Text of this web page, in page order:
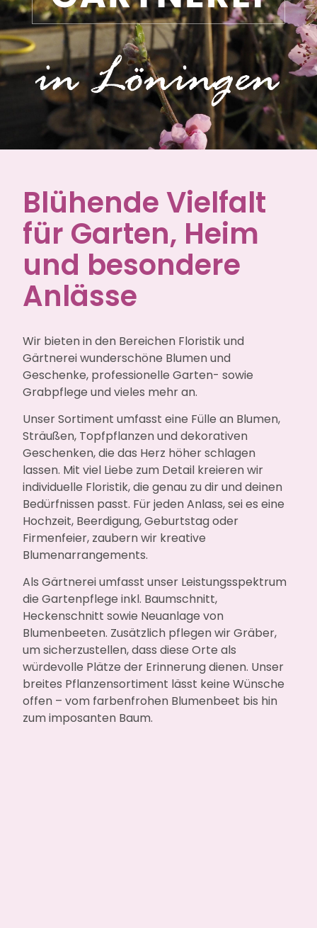
Blühende Vielfalt
für Garten, Heim
und besondere
Anlässe
Wir bieten in den Bereichen Floristik und
Gärtnerei wunderschöne Blumen und
Geschenke, professionelle Garten- sowie
Grabpflege und vieles mehr an.
Unser Sortiment umfasst eine Fülle an Blumen,
Sträußen, Topfpflanzen und dekorativen
Geschenken, die das Herz höher schlagen
lassen. Mit viel Liebe zum Detail kreieren wir
individuelle Floristik, die genau zu dir und deinen
Bedürfnissen passt. Für jeden Anlass, sei es eine
Hochzeit, Beerdigung, Geburtstag oder
Firmenfeier, zaubern wir kreative
Blumenarrangements.
Als Gärtnerei umfasst unser Leistungsspektrum
die Gartenpflege inkl. Baumschnitt,
Heckenschnitt sowie Neuanlage von
Blumenbeeten. Zusätzlich pflegen wir Gräber,
um sicherzustellen, dass diese Orte als
würdevolle Plätze der Erinnerung dienen. Unser
breites Pflanzensortiment lässt keine Wünsche
offen – vom farbenfrohen Blumenbeet bis hin
zum imposanten Baum.